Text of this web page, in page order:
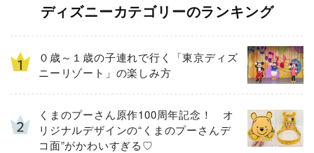
ディズニーカテゴリーのランキング
０歳～１歳の子連れで行く「東京ディズ
ニーリゾート」の楽しみ方
くまのプーさん原作100周年記念！ オ
リジナルデザインの“くまのプーさんデ
コ面”がかわいすぎる♡